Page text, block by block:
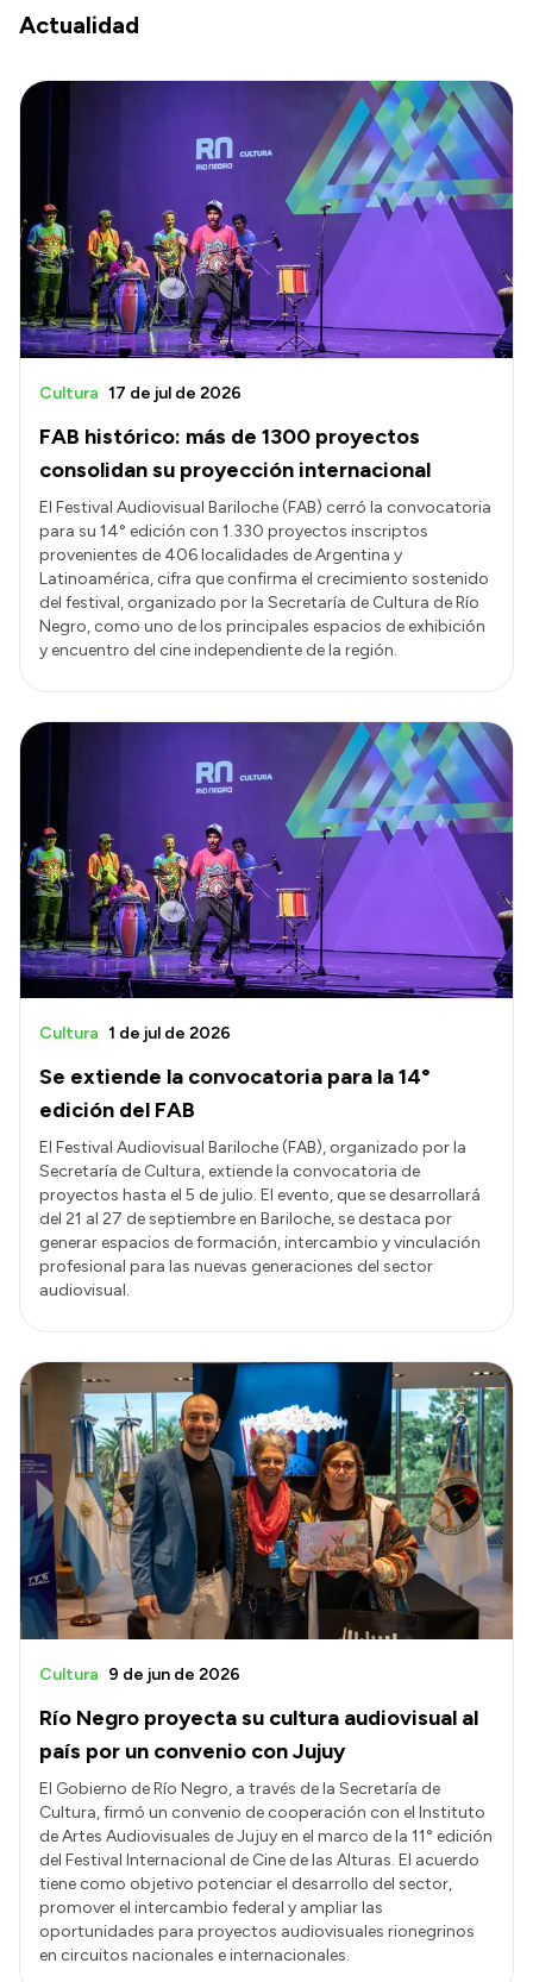
Actualidad
FAB histórico: más de 1300 proyectos
consolidan su proyección internacional
Cultura 17 de jul de 2026
El Festival Audiovisual Bariloche (FAB) cerró la convocatoria
para su 14° edición con 1.330 proyectos inscriptos
provenientes de 406 localidades de Argentina y
Latinoamérica, cifra que confirma el crecimiento sostenido
del festival, organizado por la Secretaría de Cultura de Río
Negro, como uno de los principales espacios de exhibición
y encuentro del cine independiente de la región.
Se extiende la convocatoria para la 14°
edición del FAB
Cultura 1 de jul de 2026
El Festival Audiovisual Bariloche (FAB), organizado por la
Secretaría de Cultura, extiende la convocatoria de
proyectos hasta el 5 de julio. El evento, que se desarrollará
del 21 al 27 de septiembre en Bariloche, se destaca por
generar espacios de formación, intercambio y vinculación
profesional para las nuevas generaciones del sector
audiovisual.
Río Negro proyecta su cultura audiovisual al
país por un convenio con Jujuy
Cultura 9 de jun de 2026
El Gobierno de Río Negro, a través de la Secretaría de
Cultura, firmó un convenio de cooperación con el Instituto
de Artes Audiovisuales de Jujuy en el marco de la 11° edición
del Festival Internacional de Cine de las Alturas. El acuerdo
tiene como objetivo potenciar el desarrollo del sector,
promover el intercambio federal y ampliar las
oportunidades para proyectos audiovisuales rionegrinos
en circuitos nacionales e internacionales.